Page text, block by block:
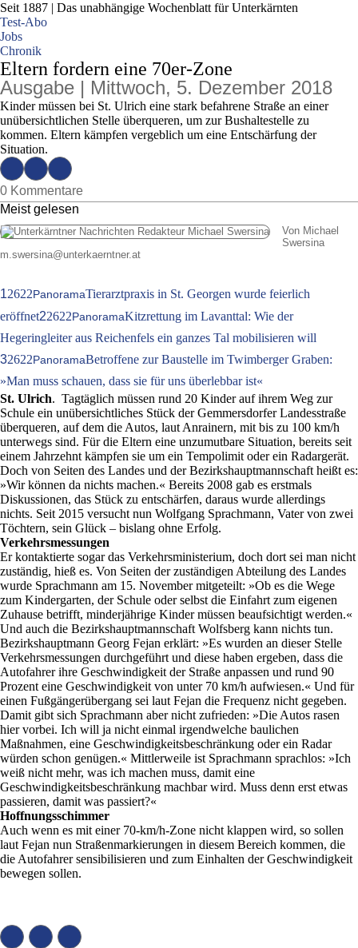
Seit 1887 | Das unabhängige Wochenblatt für Unterkärnten
Test-Abo
Jobs
Chronik
Eltern fordern eine 70er-Zone
Ausgabe | Mittwoch, 5. Dezember 2018
Kinder müssen bei St. Ulrich eine stark befahrene Straße an einer
unübersichtlichen Stelle überqueren, um zur Bushaltestelle zu
kommen. Eltern kämpfen vergeblich um eine Entschärfung der
Situation.
0 Kommentare
Meist gelesen
Von Michael
Swersina
m.swersina@unterkaerntner.at
12622PanoramaTierarztpraxis in St. Georgen wurde feierlich
eröffnet22622PanoramaKitzrettung im Lavanttal: Wie der
Hegeringleiter aus Reichenfels ein ganzes Tal mobilisieren will
32622PanoramaBetroffene zur Baustelle im Twimberger Graben:
»Man muss schauen, dass sie für uns überlebbar ist«
St. Ulrich. Tagtäglich müssen rund 20 Kinder auf ihrem Weg zur
Schule ein unübersichtliches Stück der Gemmersdorfer Landesstraße
überqueren, auf dem die Autos, laut Anrainern, mit bis zu 100 km/h
unterwegs sind. Für die Eltern eine unzumutbare Situation, bereits seit
einem Jahrzehnt kämpfen sie um ein Tempolimit oder ein Radargerät.
Doch von Seiten des Landes und der Bezirkshauptmannschaft heißt es:
»Wir können da nichts machen.« Bereits 2008 gab es erstmals
Diskussionen, das Stück zu entschärfen, daraus wurde allerdings
nichts. Seit 2015 versucht nun Wolfgang Sprachmann, Vater von zwei
Töchtern, sein Glück – bislang ohne Erfolg.
Verkehrsmessungen
Er kontaktierte sogar das Verkehrsministerium, doch dort sei man nicht
zuständig, hieß es. Von Seiten der zuständigen Abteilung des Landes
wurde Sprachmann am 15. November mitgeteilt: »Ob es die Wege
zum Kindergarten, der Schule oder selbst die Einfahrt zum eigenen
Zuhause betrifft, minderjährige Kinder müssen beaufsichtigt werden.«
Und auch die Bezirkshauptmannschaft Wolfsberg kann nichts tun.
Bezirkshauptmann Georg Fejan erklärt: »Es wurden an dieser Stelle
Verkehrsmessungen durchgeführt und diese haben ergeben, dass die
Autofahrer ihre Geschwindigkeit der Straße anpassen und rund 90
Prozent eine Geschwindigkeit von unter 70 km/h aufwiesen.« Und für
einen Fußgängerübergang sei laut Fejan die Frequenz nicht gegeben.
Damit gibt sich Sprachmann aber nicht zufrieden: »Die Autos rasen
hier vorbei. Ich will ja nicht einmal irgendwelche baulichen
Maßnahmen, eine Geschwindigkeitsbeschränkung oder ein Radar
würden schon genügen.« Mittlerweile ist Sprachmann sprachlos: »Ich
weiß nicht mehr, was ich machen muss, damit eine
Geschwindigkeitsbeschränkung machbar wird. Muss denn erst etwas
passieren, damit was passiert?«
Hoffnungsschimmer
Auch wenn es mit einer 70-km/h-Zone nicht klappen wird, so sollen
laut Fejan nun Straßenmarkierungen in diesem Bereich kommen, die
die Autofahrer sensibilisieren und zum Einhalten der Geschwindigkeit
bewegen sollen.